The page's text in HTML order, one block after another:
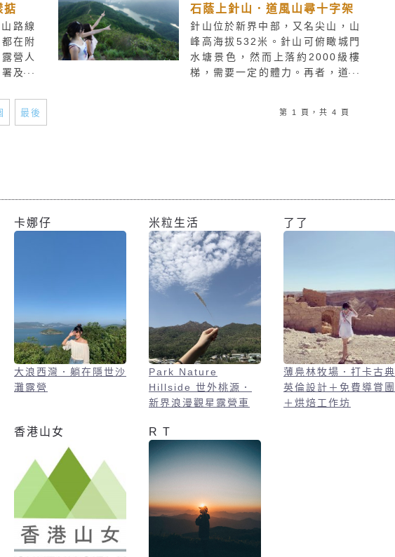
走第一步的你們，可以一試這不經
於海岸邊，請按個人能力決定是否
攀爬到「鷹頭」。
掂
路線
在附
營人
及康
所以
局在赤
石蔭上針山．道風山尋十字架
針山位於新界中部，又名尖山，山
峰高海拔532米。針山可俯瞰城門
水塘景色，然而上落約2000級樓
梯，需要一定的體力。再者，道風
邨出發，略過乘車直接行上城門水
最後 第 1 頁，共 4 頁
卡娜仔
大浪西灣．躺在隱世沙
灘露營
米粒生活
Park Nature
Hillside 世外桃源．
新界浪漫觀星露營車
了了
薄鳧林牧場．打卡古典
英倫設計＋免費導賞團
＋烘焙工作坊
香港山女 R T